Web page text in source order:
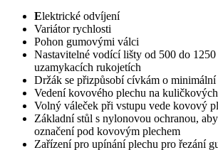
Elektrické odvíjení
Variátor rychlosti
Pohon gumovými válci
Nastavitelné vodící lišty od 500 do 1250
uzamykacích rukojetích
Držák se přizpůsobí cívkám o minimální
Vedení kovového plechu na
Volný váleček při vstupu vede kovový
Základní stůl s nylonovou ochranou,
označení pod kovovým plechem
Zařízení pro upínání plechu pro řezání